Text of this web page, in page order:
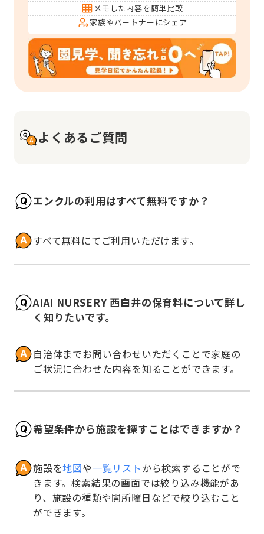
メモした内容を簡単比較
家族やパートナーにシェア
よくあるご質問
エンクルの利用はすべて無料ですか？
すべて無料にてご利用いただけます。
AIAI NURSERY 西白井の保育料について詳し
く知りたいです。
自治体までお問い合わせいただくことで家庭の
ご状況に合わせた内容を知ることができます。
希望条件から施設を探すことはできますか？
施設を地図や一覧リストから検索することがで
きます。検索結果の画面では絞り込み機能があ
り、施設の種類や開所曜日などで絞り込むこと
ができます。